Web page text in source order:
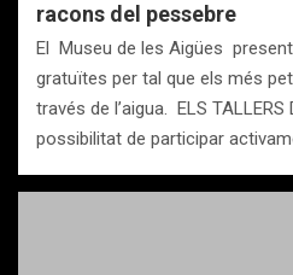
racons del pessebre
El Museu de les Aigües
gratuïtes per tal que els més
través de l’aigua. ELS
possibilitat de participar